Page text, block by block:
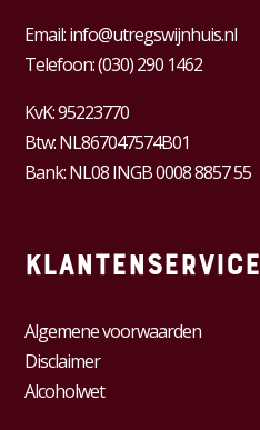
Email:info@utregswijnhuis.nl
Telefoon:(030) 290 1462
KvK:95223770
Btw:NL867047574B01
Bank: NL08 INGB 0008 8857 55
Klantenservice
Algemene voorwaarden
Disclaimer
Alcoholwet